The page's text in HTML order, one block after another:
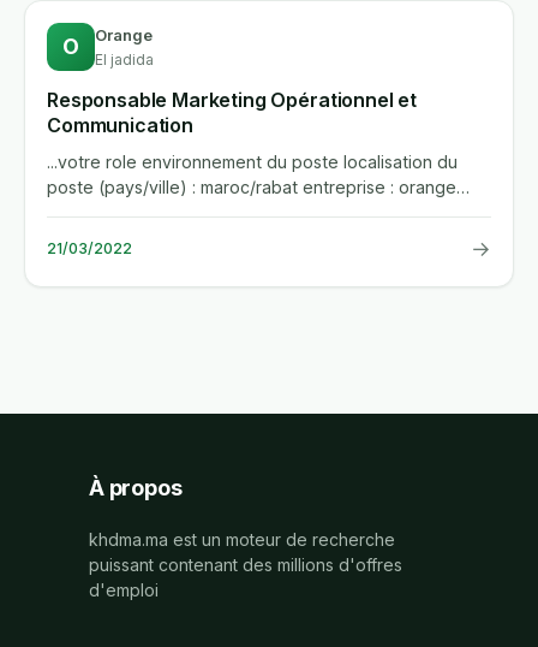
O Orange
El jadida
Responsable Marketing Opérationnel et
Communication
...votre role environnement du poste localisation du
poste (pays/ville) : maroc/rabat entreprise : orange
business...
21/03/2022 →
À propos
khdma.ma est un moteur de recherche
puissant contenant des millions d'offres
d'emploi